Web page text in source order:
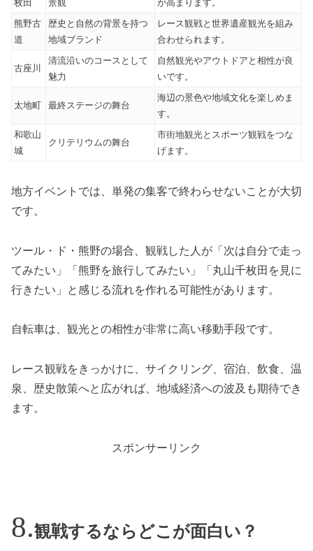
枚田
景観
が高まります。
熊野古
道
歴史と自然の背景を持つ
地域ブランド
レース観戦と世界遺産観光を組み
合わせられます。
古座川
清流沿いのコースとして
魅力
自然観光やアウトドアと相性が良
いです。
太地町 最終ステージの舞台
海辺の景色や地域文化を楽しめま
す。
和歌山
城
クリテリウムの舞台
市街地観光とスポーツ観戦をつな
げます。
地方イベントでは、単発の集客で終わらせないことが大切
です。
ツール・ド・熊野の場合、観戦した人が「次は自分で走っ
てみたい」「熊野を旅行してみたい」「丸山千枚田を見に
行きたい」と感じる流れを作れる可能性があります。
自転車は、観光との相性が非常に高い移動手段です。
レース観戦をきっかけに、サイクリング、宿泊、飲食、温
泉、歴史散策へと広がれば、地域経済への波及も期待でき
ます。
スポンサーリンク
観戦するならどこが面白い？